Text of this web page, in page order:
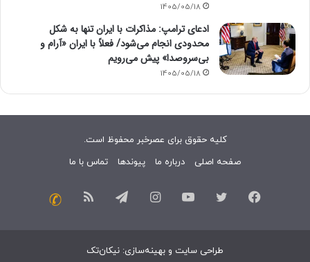
1405/05/18
ادعای ترامپ: مذاکرات با ایران تنها به شکل
محدودی انجام می‌شود/ فعلاً با ایران «آرام و
بی‌سروصدا» پیش می‌رویم
1405/05/18
کلیه حقوق برای عصرخبر محفوظ است.
صفحه اصلی
درباره ما پیوندها تماس با ما
فیسبوک توییتر یوتیوب اینستاگرامتلگرام خوراک
طراحی سایت و بهینه‌سازی: نیکان‌تک